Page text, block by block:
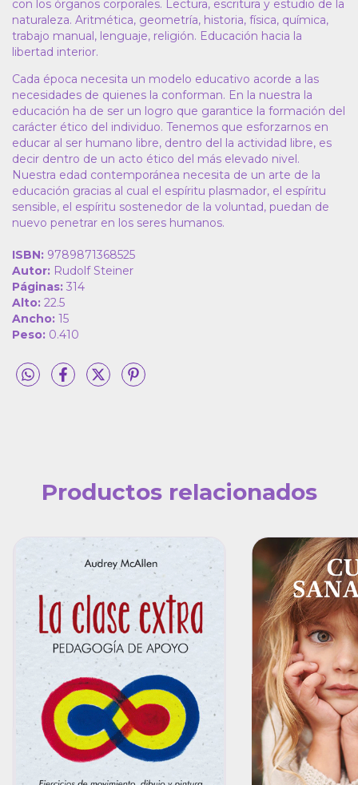
con los órganos corporales. Lectura, escritura y estudio de la
naturaleza. Aritmética, geometría, historia, física, química,
trabajo manual, lenguaje, religión. Educación hacia la
libertad interior.
Cada época necesita un modelo educativo acorde a las
necesidades de quienes la conforman. En la nuestra la
educación ha de ser un logro que garantice la formación del
carácter ético del individuo. Tenemos que esforzarnos en
educar al ser humano libre, dentro del la actividad libre, es
decir dentro de un acto ético del más elevado nivel.
Nuestra edad contemporánea necesita de un arte de la
educación gracias al cual el espíritu plasmador, el espíritu
sensible, el espíritu sostenedor de la voluntad, puedan de
nuevo penetrar en los seres humanos.
ISBN: 9789871368525
Autor: Rudolf Steiner
Páginas: 314
Alto: 22.5
Ancho: 15
Peso: 0.410
Productos relacionados